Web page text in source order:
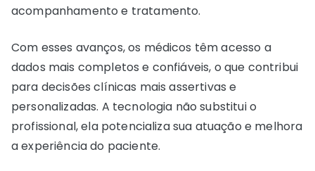
acompanhamento e tratamento.
Com esses avanços, os médicos têm acesso a
dados mais completos e confiáveis, o que contribui
para decisões clínicas mais assertivas e
personalizadas. A tecnologia não substitui o
profissional, ela potencializa sua atuação e melhora
a experiência do paciente.